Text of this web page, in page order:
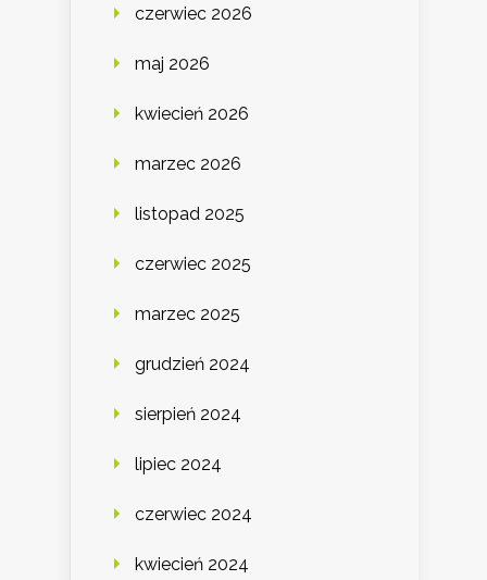
czerwiec 2026
maj 2026
kwiecień 2026
marzec 2026
listopad 2025
czerwiec 2025
marzec 2025
grudzień 2024
sierpień 2024
lipiec 2024
czerwiec 2024
kwiecień 2024